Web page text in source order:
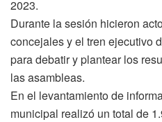
2023.
Durante la sesión hicieron
concejales y el tren ejecutivo
para debatir y plantear los
las asambleas.
En el levantamiento de
municipal realizó un total de